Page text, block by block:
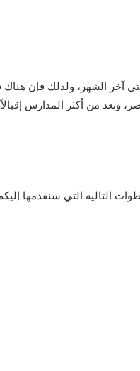
الشهر، ولذلك فإن هناك
من أكثر المدارس إقبالاً،
التالية التي سنقدمها